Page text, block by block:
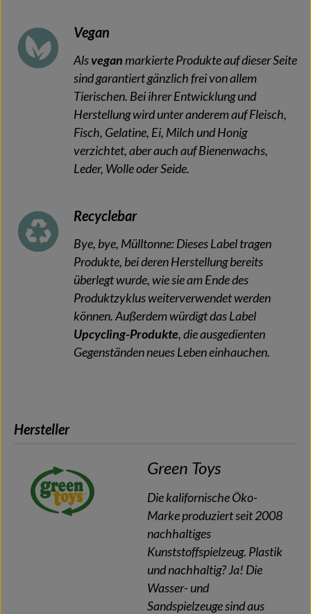
Vegan
Alsvegan markierte Produkte auf dieser Seite
sind garantiert gänzlich frei von allem
Tierischen. Bei ihrer Entwicklung und
Herstellung wird unter anderem auf Fleisch,
Fisch, Gelatine, Ei, Milch und Honig
verzichtet, aber auch auf Bienenwachs,
Leder, Wolle oder Seide.
Recyclebar
Bye, bye, Mülltonne: Dieses Label tragen
Produkte, bei deren Herstellung bereits
überlegt wurde, wie sie am Ende des
Produktzyklus weiterverwendet werden
können. Außerdem würdigt das Label
Upcycling-Produkte, die ausgedienten
Gegenständen neues Leben einhauchen.
Hersteller
Green Toys
Die kalifornische Öko-
Marke produziert seit 2008
nachhaltiges
Kunststoffspielzeug. Plastik
und nachhaltig? Ja! Die
Wasser- und
Sandspielzeuge sind aus